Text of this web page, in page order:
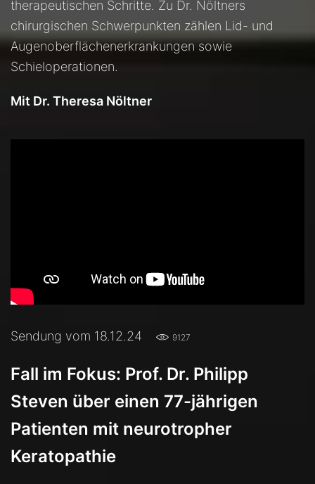
therapeutischen Schritte. Zu Dr. Nöltners
chirurgischen Schwerpunkten zählen Lid- und
Augenoberflächenerkrankungen sowie
Schieloperationen.
Mit Dr. Theresa Nöltner
Sendung vom 18.12.24 9127
Fall im Fokus: Prof. Dr. Philipp
Steven über einen 77-jährigen
Patienten mit neurotropher
Keratopathie